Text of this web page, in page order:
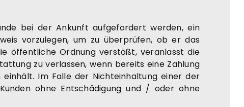
bei der Ankunft aufgefordert werden, ein
vorzulegen, um zu überprüfen, ob er das
öffentliche Ordnung verstößt, veranlasst die
zu verlassen, wenn bereits eine Zahlung
Im Falle der Nichteinhaltung einer der
ohne Entschädigung und / oder ohne